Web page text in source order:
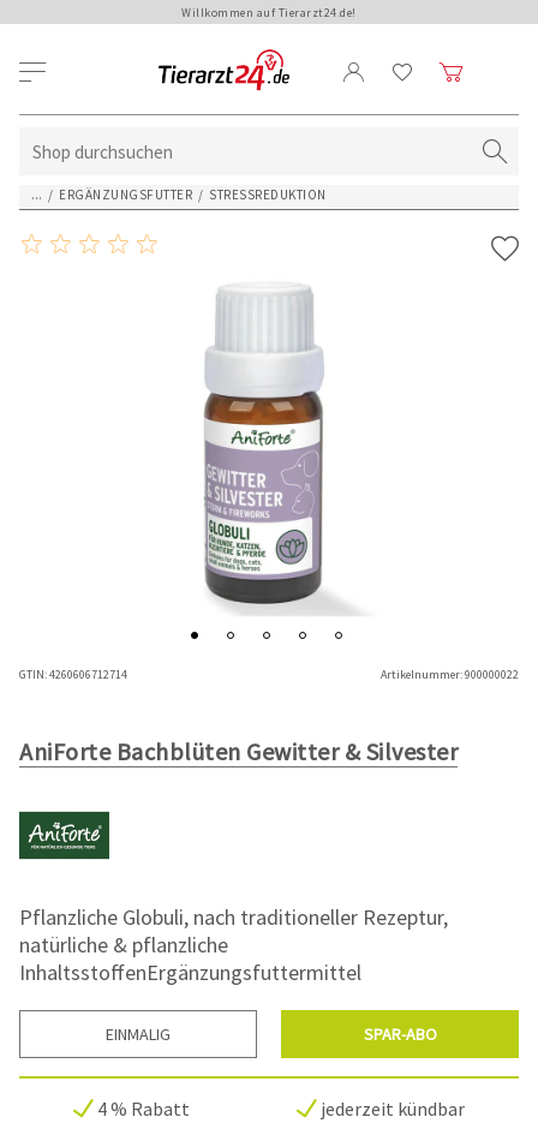
Willkommen auf Tierarzt24.de!
... / ERGÄNZUNGSFUTTER / STRESSREDUKTION
GTIN:4260606712714 Artikelnummer:900000022
AniForte Bachblüten Gewitter & Silvester
Pflanzliche Globuli, nach traditioneller Rezeptur,
natürliche & pflanzliche
InhaltsstoffenErgänzungsfuttermittel
EINMALIG SPAR-ABO
4 % Rabatt jederzeit kündbar